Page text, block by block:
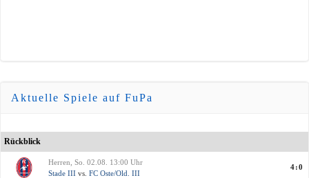
Aktuelle Spiele auf FuPa
Rückblick
Herren, So. 02.08. 13:00 Uhr
Stade III vs. FC Oste/Old. III
4:0